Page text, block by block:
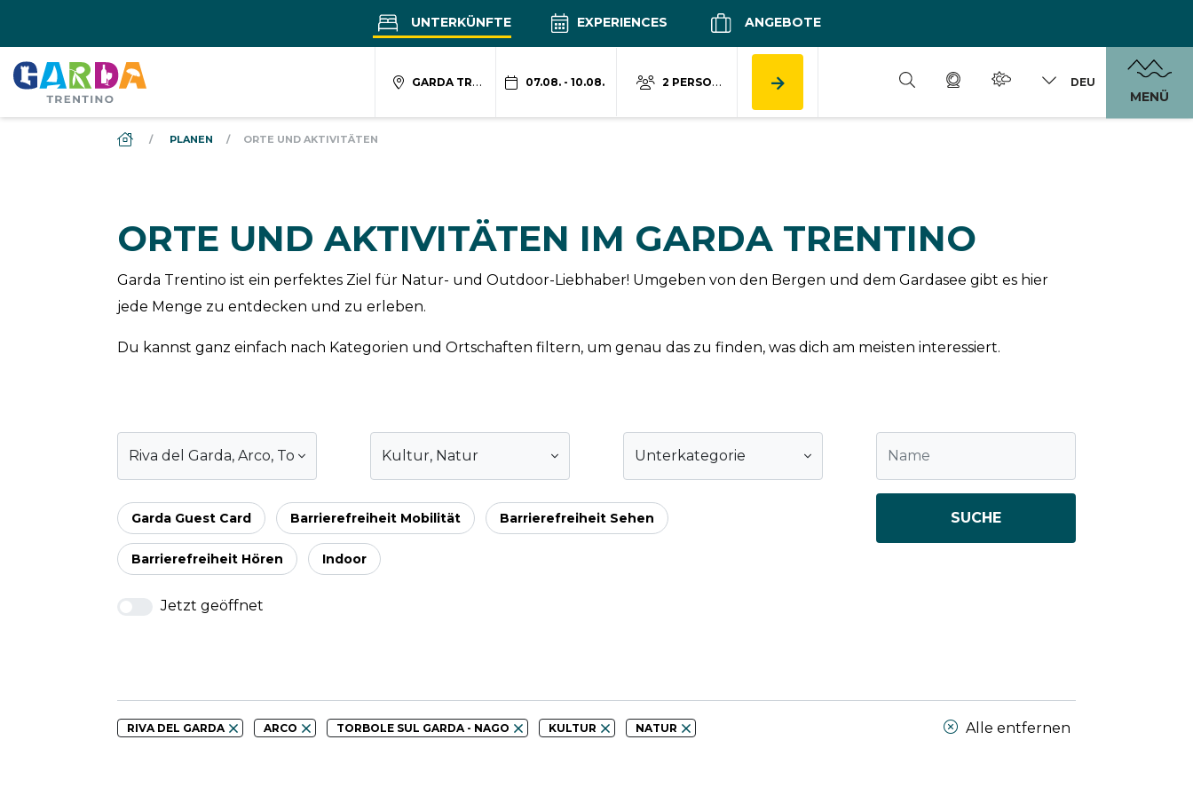
UNTERKÜNFTE EXPERIENCES ANGEBOTE
GARDA TRENTINO 07.08. - 10.08. 2 PERSONEN DEU
MENÜ
DS_BREADCRUMB.HOME
PLANEN ORTE UND AKTIVITÄTEN
ORTE UND AKTIVITÄTEN IM GARDA TRENTINO
Garda Trentino ist ein perfektes Ziel für Natur- und Outdoor-Liebhaber! Umgeben von den Bergen und dem Gardasee gibt es hier
jede Menge zu entdecken und zu erleben.
Du kannst ganz einfach nach Kategorien und Ortschaften filtern, um genau das zu finden, was dich am meisten interessiert.
Riva del Garda, Arco, Torbole sul Garda - Nago
Kultur, Natur Unterkategorie
Garda Guest Card Barrierefreiheit Mobilität Barrierefreiheit Sehen
Barrierefreiheit Hören Indoor
Jetzt geöffnet
SUCHE
Alle entfernen
RIVA DEL GARDA ARCO TORBOLE SUL GARDA - NAGO KULTUR NATUR